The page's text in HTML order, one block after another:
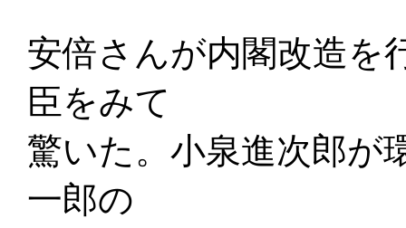
安倍さんが内閣改造を
臣をみて
驚いた。小泉進次郎が
一郎の